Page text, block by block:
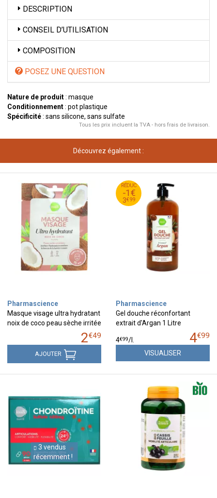
DESCRIPTION
CONSEIL D’UTILISATION
COMPOSITION
POSEZ UNE QUESTION
Nature de produit: masque
Conditionnement: pot plastique
Spécificité: sans silicone, sans sulfate
Tous les prix incluent la TVA - hors frais de livraison.
Découvrez également :
Pharmascience
Masque visage ultra hydratant
noix de coco peau sèche irritée
2€49
AJOUTER
RÉDUC
-1€
3€99
4
€
99
3
€
99
Pharmascience
Gel douche réconfortant
extrait d'Argan 1 Litre
4€99
4€99/
VISUALISER
3 vendus
récemment !